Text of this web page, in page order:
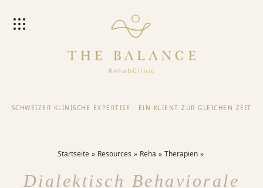
SCHWEIZER KLINISCHE EXPERTISE · EIN KLIENT ZUR GLEICHEN ZEIT
Startseite Resources Reha Therapien
Dialektisch Behaviorale